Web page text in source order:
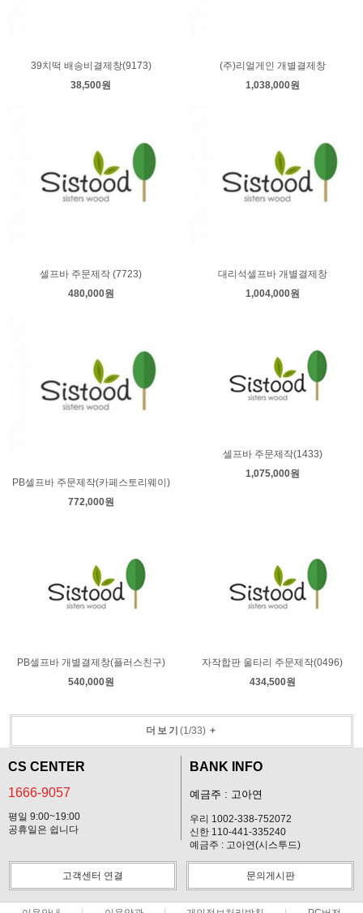
39치떡 배송비결제창(9173)
38,500원
(주)리얼게인 개별결제창
1,038,000원
셀프바 주문제작 (7723)
480,000원
대리석셀프바 개별결제창
1,004,000원
PB셀프바 주문제작(카페스토리웨이)
772,000원
셀프바 주문제작(1433)
1,075,000원
PB셀프바 개별결제창(플러스친구)
540,000원
자작합판 울타리 주문제작(0496)
434,500원
더보기 (1/33) +
CS CENTER
1666-9057
평일 9:00~19:00
공휴일은 쉽니다
BANK INFO
예금주 : 고아연
우리 1002-338-752072
신한 110-441-335240
예금주 : 고아연(시스투드)
고객센터 연결 문의게시판